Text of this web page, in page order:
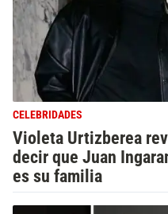
CELEBRIDADES
Violeta Urtizberea
decir que Juan
es su familia